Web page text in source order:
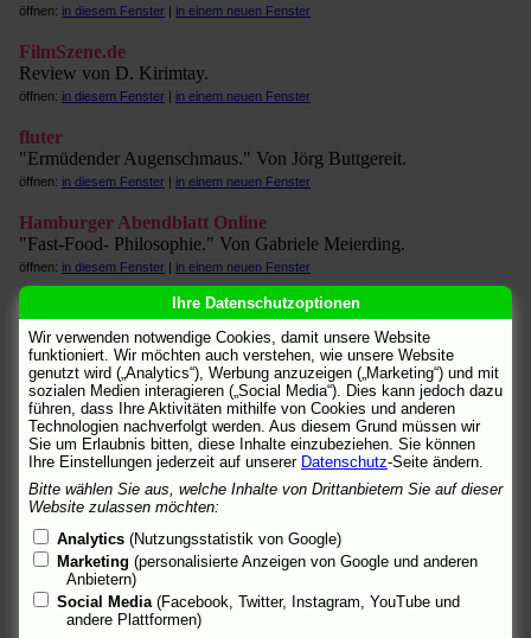
öffnen: in diesem Fenster | in einem neuen Fenster
FilmSzene.de
Review von D. Kirimtay.
öffnen: in diesem Fenster | in einem neuen Fenster
fluter
"Ermüdender Augenschmaus." Von Jörg Buttgereit.
öffnen: in diesem Fenster | in einem neuen Fenster
Hamburger Abendblatt Online
"Fast-Food- Philosophie." Von Gabriele Meierding.
öffnen: in diesem Fenster | in einem neuen Fenster
Hamburger Morgenpost
"Das erste vollständig am Computer entstandene Science-Fiction-
Anime." Von Eckart Alberts.
öffnen:in diesem Fenster|in einem neuen Fenster
IFILM [engl.]
US-Trailer und Clips in unterschiedlichen Formaten.
öffnen:in diesem Fenster|in einem neuen Fenster
KinoNews
öffnen:in diesem Fenster|in einem neuen Fenster
metacritic [engl.]
US-Presseschau.
in diesem Fenster|in einem neuen Fenster
Ihre Datenschutzoptionen
Wir verwenden notwendige Cookies, damit unsere Website
funktioniert. Wir möchten auch verstehen, wie unsere Website
genutzt wird („Analytics“), Werbung anzuzeigen („Marketing“) und mit
sozialen Medien interagieren („Social Media“). Dies kann jedoch dazu
führen, dass Ihre Aktivitäten mithilfe von Cookies und anderen
Technologien nachverfolgt werden. Aus diesem Grund müssen wir
Sie um Erlaubnis bitten, diese Inhalte einzubeziehen. Sie können
Ihre Einstellungen jederzeit auf unserer Datenschutz-Seite ändern.
Bitte wählen Sie aus, welche Inhalte von Drittanbietern Sie auf dieser
Website zulassen möchten:
Analytics (Nutzungsstatistik von Google)
Marketing (personalisierte Anzeigen von Google und anderen
Anbietern)
Social Media (Facebook, Twitter, Instagram, YouTube und
andere Plattformen)